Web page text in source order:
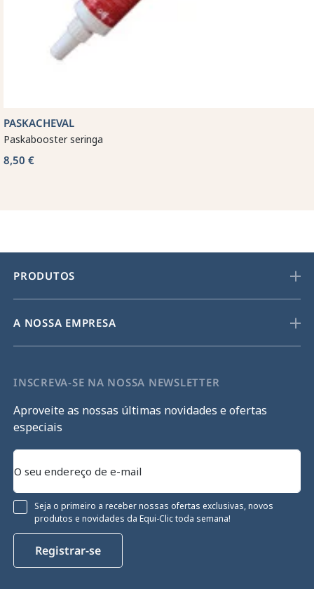
PASKACHEVAL
Paskabooster seringa
8,50 €
PRODUTOS
A NOSSA EMPRESA
INSCREVA-SE NA NOSSA NEWSLETTER
Aproveite as nossas últimas novidades e ofertas
especiais
Seja o primeiro a receber nossas ofertas exclusivas, novos
produtos e novidades da Equi-Clic toda semana!
Registrar-se